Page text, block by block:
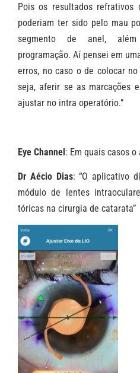
Pois os resultados refrativos
poderiam ter sido pelo mau
segmento de anel,
programação. Aí pensei em
erros, no caso o de colocar
seja, aferir se as marcações
ajustar no intra operatório.”
Eye Channel: Em quais casos
Dr Aécio Dias: “O aplicativo
módulo de lentes
tóricas na cirurgia de catarata”